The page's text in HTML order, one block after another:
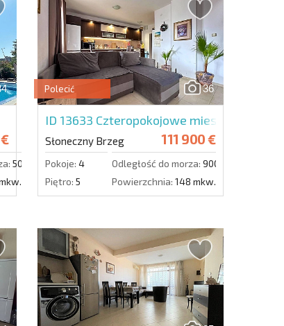
| Klikając przycisk, wyrażasz zgodę na
Wyślij wiadomość
500 m.
36
Polecić
ID 13633 Czteropokojowe mieszkanie w
Słoneczny Brzeg 111 900 €
Pokoje: 4 Odległość do morza: 900 m.
Piętro: 5 Powierzchnia: 148 mkw.